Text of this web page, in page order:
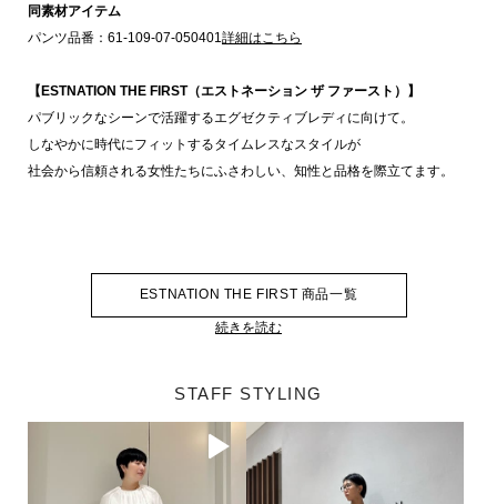
同素材アイテム
パンツ品番：61-109-07-050401詳細はこちら
【ESTNATION THE FIRST（エストネーション ザ ファースト）】
パブリックなシーンで活躍するエグゼクティブレディに向けて。
しなやかに時代にフィットするタイムレスなスタイルが
社会から信頼される女性たちにふさわしい、知性と品格を際立てます。
ESTNATION THE FIRST 商品一覧
続きを読む
STAFF STYLING